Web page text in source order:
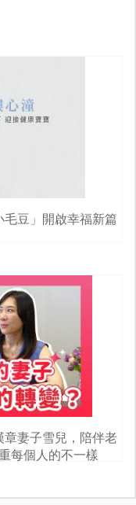
豆」開啟幸福新篇
妻子雪兒，陪伴老
每個人的不一樣